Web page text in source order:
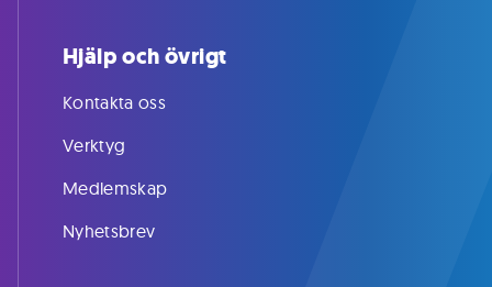
Hjälp och övrigt
Kontakta oss
Verktyg
Medlemskap
Nyhetsbrev